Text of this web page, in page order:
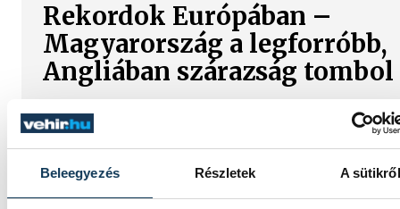
Beleegyezés Részletek A sütikről
Rekordok Európában –
Magyarország a legforróbb,
Angliában szárazság tombol
Rá sem ismerünk Európára,
rekordokat dönt a hőség. Magyarország a
legforróbb országok közé került,
Egyesült Királyságban olyan száraz júliust
mértek, amilyenre 155 éve nem volt példa.